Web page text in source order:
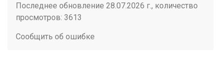
Последнее обновление 28.07.2026 г., количество
просмотров: 3613
Сообщить об ошибке